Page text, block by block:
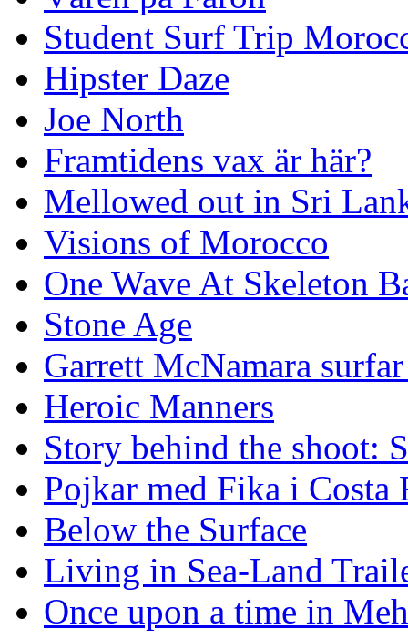
Student Surf Trip
Hipster Daze
Joe North
Framtidens vax är här?
Mellowed out in Sri
Visions of Morocco
One Wave At Skeleton
Stone Age
Garrett McNamara
Heroic Manners
Story behind the shoot:
Pojkar med Fika i Costa
Below the Surface
Living in Sea-Land
Once upon a time in